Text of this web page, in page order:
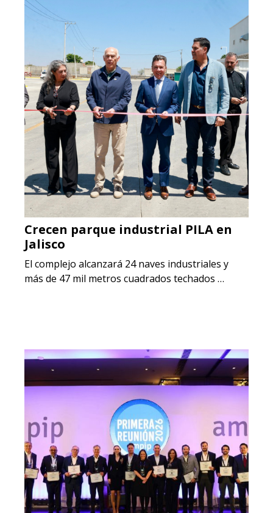
Crecen parque industrial PILA en
Jalisco
El complejo alcanzará 24 naves industriales y
más de 47 mil metros cuadrados techados …